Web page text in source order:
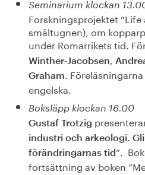
Seminarium klockan
Forskningsprojektet
smältugnen), om
under Romarrikets tid.
Winther-Jacobsen,
Graham.
engelska.
Boksläpp klockan 16.00
Gustaf Trotzig
industri och arkeologi.
förändringarnas tid ”.
fortsättning av boken